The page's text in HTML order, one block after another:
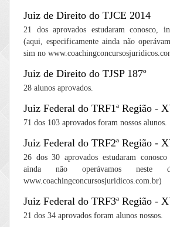
Juiz de Direito do TJCE 2014
21 dos aprovados estudaram conosco,
(aqui, especificamente ainda não
sim no
Juiz de Direito do TJSP 187º
28 alunos aprovados.
Juiz Federal do TRF1ª Região -
71 dos 103 aprovados foram nossos alunos.
Juiz Federal do TRF2ª Região -
26 dos 30 aprovados estudaram
ainda não operávamos neste
www.coachingconcursosjuridicos.com.br)
Juiz Federal do TRF3ª Região -
21 dos 34 aprovados foram alunos nossos.